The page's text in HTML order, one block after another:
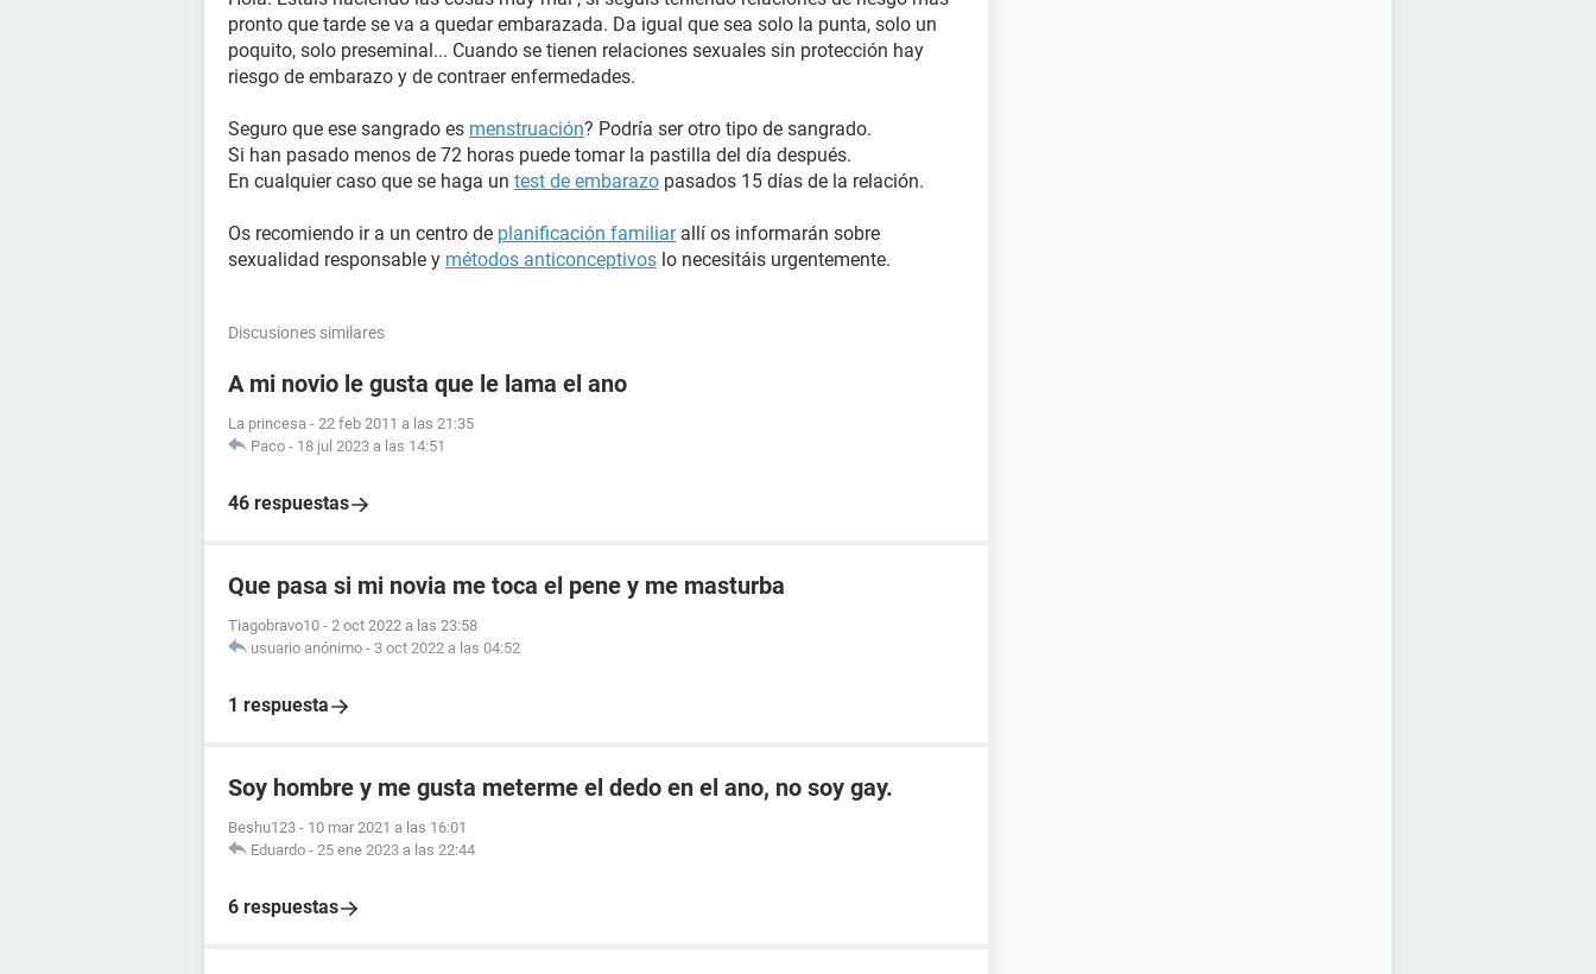
pronto que tarde se va a quedar embarazada. Da igual que sea solo la punta, solo un
poquito, solo preseminal... Cuando se tienen relaciones sexuales sin protección hay
riesgo de embarazo y de contraer enfermedades.
Seguro que ese sangrado es menstruación? Podría ser otro tipo de sangrado.
Si han pasado menos de 72 horas puede tomar la pastilla del día después.
En cualquier caso que se haga un test de embarazo pasados 15 días de la relación.
Os recomiendo ir a un centro de planificación familiarallí os informarán sobre
sexualidad responsable y métodos anticonceptivos lo necesitáis urgentemente.
Discusiones similares
A mi novio le gusta que le lama el ano
La princesa - 22 feb 2011 a las 21:35
Paco - 18 jul 2023 a las 14:51
46 respuestas
Que pasa si mi novia me toca el pene y me masturba
Tiagobravo10 - 2 oct 2022 a las 23:58
usuario anónimo - 3 oct 2022 a las 04:52
1 respuesta
Soy hombre y me gusta meterme el dedo en el ano, no soy gay.
Beshu123 - 10 mar 2021 a las 16:01
Eduardo - 25 ene 2023 a las 22:44
6 respuestas